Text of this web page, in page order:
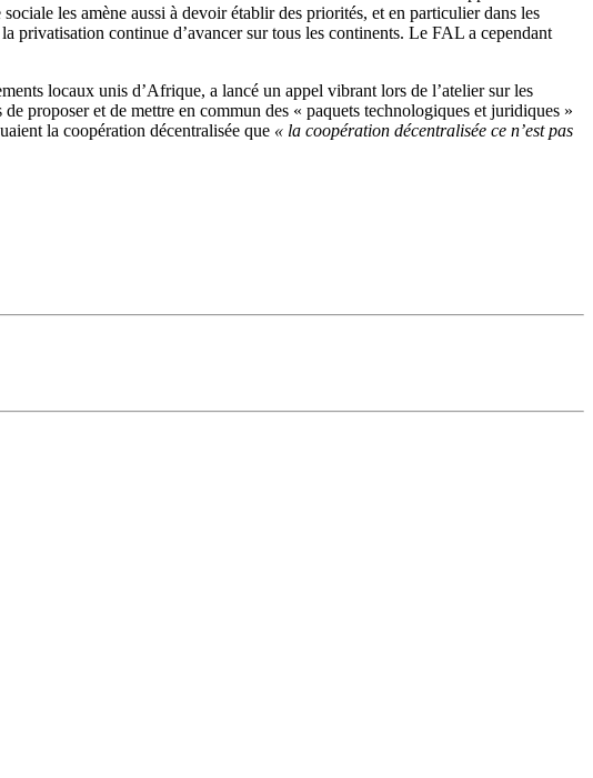
les amène aussi à devoir établir des priorités, et en particulier dans les
privatisation continue d’avancer sur tous les continents. Le FAL a cependant
locaux unis d’Afrique, a lancé un appel vibrant lors de l’atelier sur les
proposer et de mettre en commun des « paquets technologiques et juridiques »
la coopération décentralisée que « la coopération décentralisée ce n’est pas